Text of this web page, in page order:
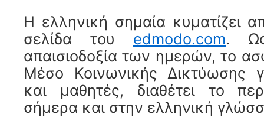
Η ελληνική σημαία κυματίζει
σελίδα του edmodo.com. Ως
απαισιοδοξία των ημερών, το
Μέσο Κοινωνικής Δικτύωσης
και μαθητές, διαθέτει το
σήμερα και στην ελληνική